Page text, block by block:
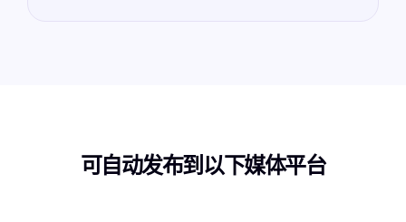
可自动发布到以下媒体平台